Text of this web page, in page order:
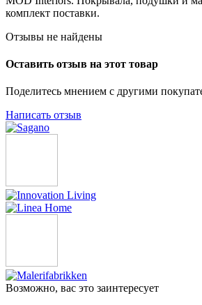
комплект поставки.
Отзывы не найдены
Оставить отзыв на этот товар
Поделитесь мнением с другими
Написать отзыв
Возможно, вас это заинтересует